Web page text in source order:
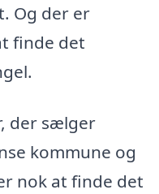
Og der er
finde det
der sælger
kommune og
nok at finde det